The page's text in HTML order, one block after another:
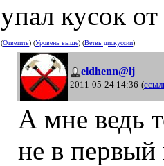
упал кусок
(Ответить) (Уровень выше) (Ветвь дискуссии)
eldhenn@lj
2011-05-24 14:36 (
А мне ведь
не в первый